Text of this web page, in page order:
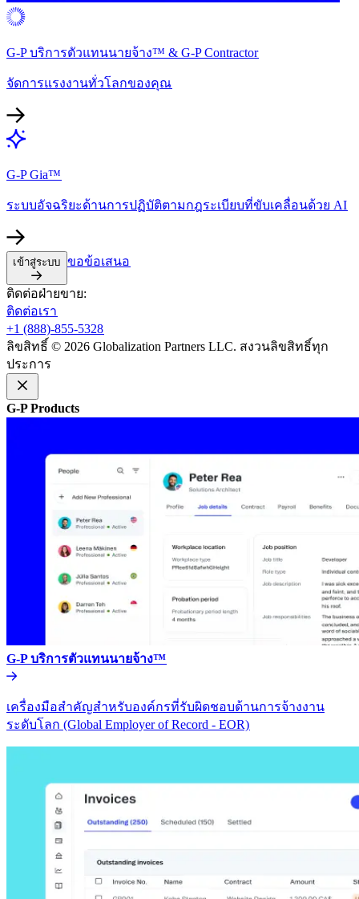
G-P บริการตัวแทนนายจ้าง™ & G-P Contractor​​
จัดการแรงงานทั่วโลกของคุณ​​
G-P Gia™​​
ระบบอัจฉริยะด้านการปฏิบัติตามกฎระเบียบที่ขับเคลื่อนด้วย AI​​
เข้าสู่ระบบ​​ ขอข้อเสนอ​​
ติดต่อฝ่ายขาย:​​
ติดต่อเรา​​
+1 (888)-855-5328​​
ลิขสิทธิ์ © 2026 Globalization Partners LLC. สงวนลิขสิทธิ์ทุก
ประการ​​
G-P Products​​
G-P บริการตัวแทนนายจ้าง™​​
เครื่องมือสำคัญสำหรับองค์กรที่รับผิดชอบด้านการจ้างงาน
ระดับโลก (Global Employer of Record - EOR)​​